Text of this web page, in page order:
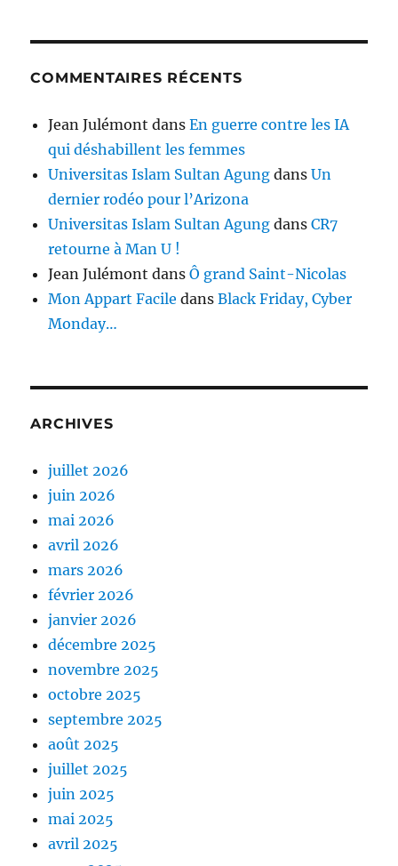
COMMENTAIRES RÉCENTS
Jean Julémont dansEn guerre contre les IA
qui déshabillent les femmes
Universitas Islam Sultan Agung dansUn
dernier rodéo pour l’Arizona
Universitas Islam Sultan Agung dansCR7
retourne à Man U !
Jean Julémont dansÔ grand Saint-Nicolas
Mon Appart Facile dansBlack Friday, Cyber
Monday…
ARCHIVES
juillet 2026
juin 2026
mai 2026
avril 2026
mars 2026
février 2026
janvier 2026
décembre 2025
novembre 2025
octobre 2025
septembre 2025
août 2025
juillet 2025
juin 2025
mai 2025
avril 2025